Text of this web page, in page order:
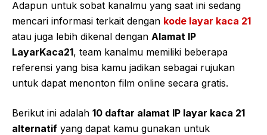
Adapun untuk sobat kanalmu yang saat ini sedang
mencari informasi terkait dengan kode layar kaca 21
atau juga lebih dikenal dengan Alamat IP
LayarKaca21, team kanalmu memiliki beberapa
referensi yang bisa kamu jadikan sebagai rujukan
untuk dapat menonton film online secara gratis.
Berikut ini adalah 10 daftar alamat IP layar kaca 21
alternatif yang dapat kamu gunakan untuk